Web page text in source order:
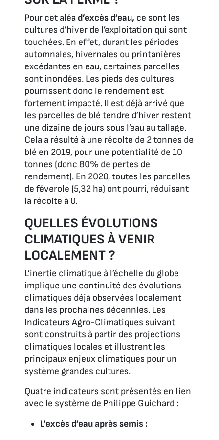
Pour cet aléa d’excès d’eau, ce sont les
cultures d’hiver de l’exploitation qui sont
touchées. En effet, durant les périodes
automnales, hivernales ou printanières
excédantes en eau, certaines parcelles
sont inondées. Les pieds des cultures
pourrissent donc le rendement est
fortement impacté. Il est déjà arrivé que
les parcelles de blé tendre d’hiver restent
une dizaine de jours sous l’eau au tallage.
Cela a résulté à une récolte de 2 tonnes de
blé en 2019, pour une potentialité de 10
tonnes (donc 80% de pertes de
rendement). En 2020, toutes les parcelles
de féverole (5,32 ha) ont pourri, réduisant
la récolte à 0.
QUELLES ÉVOLUTIONS
CLIMATIQUES À VENIR
LOCALEMENT ?
L’inertie climatique à l’échelle du globe
implique une continuité des évolutions
climatiques déjà observées localement
dans les prochaines décennies. Les
Indicateurs Agro-Climatiques suivant
sont construits à partir des projections
climatiques locales et illustrent les
principaux enjeux climatiques pour un
système grandes cultures.
Quatre indicateurs sont présentés en lien
avec le système de Philippe Guichard :
L’excès d’eau après semis :